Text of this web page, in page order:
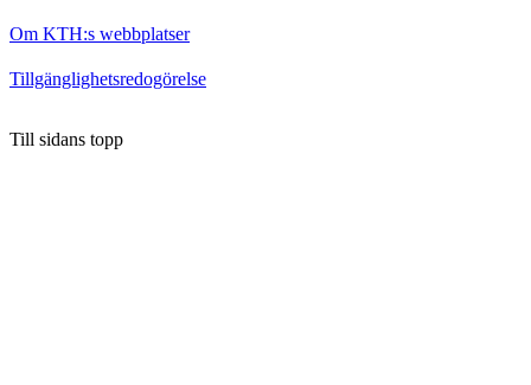
Om KTH:s webbplatser
Tillgänglighetsredogörelse
Till sidans topp